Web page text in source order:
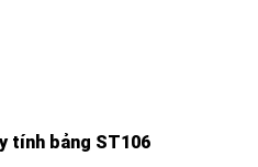
tính bảng ST106